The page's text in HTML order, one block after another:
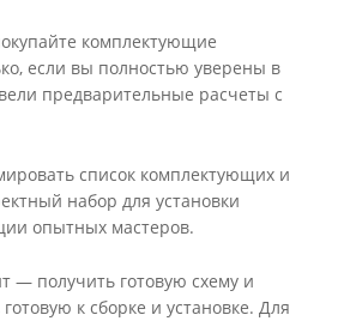
комплектующие
если вы полностью уверены в
предварительные расчеты с
список комплектующих и
набор для установки
опытных мастеров.
получить готовую схему и
к сборке и установке. Для